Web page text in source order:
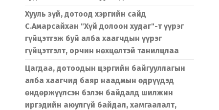
Хууль зүй, дотоод хэргийн сайд
С.Амарсайхан "Хүй долоон худаг"-т үүрэг
гүйцэтгэж буй алба хаагчдын үүрэг
гүйцэтгэлт, орчин нөхцөлтэй танилцлаа
Цагдаа, дотоодын цэргийн байгууллагын
алба хаагчид баяр наадмын өдрүүдэд
өндөржүүлсэн бэлэн байдалд шилжин
иргэдийн аюулгүй байдал, хамгаалалт,